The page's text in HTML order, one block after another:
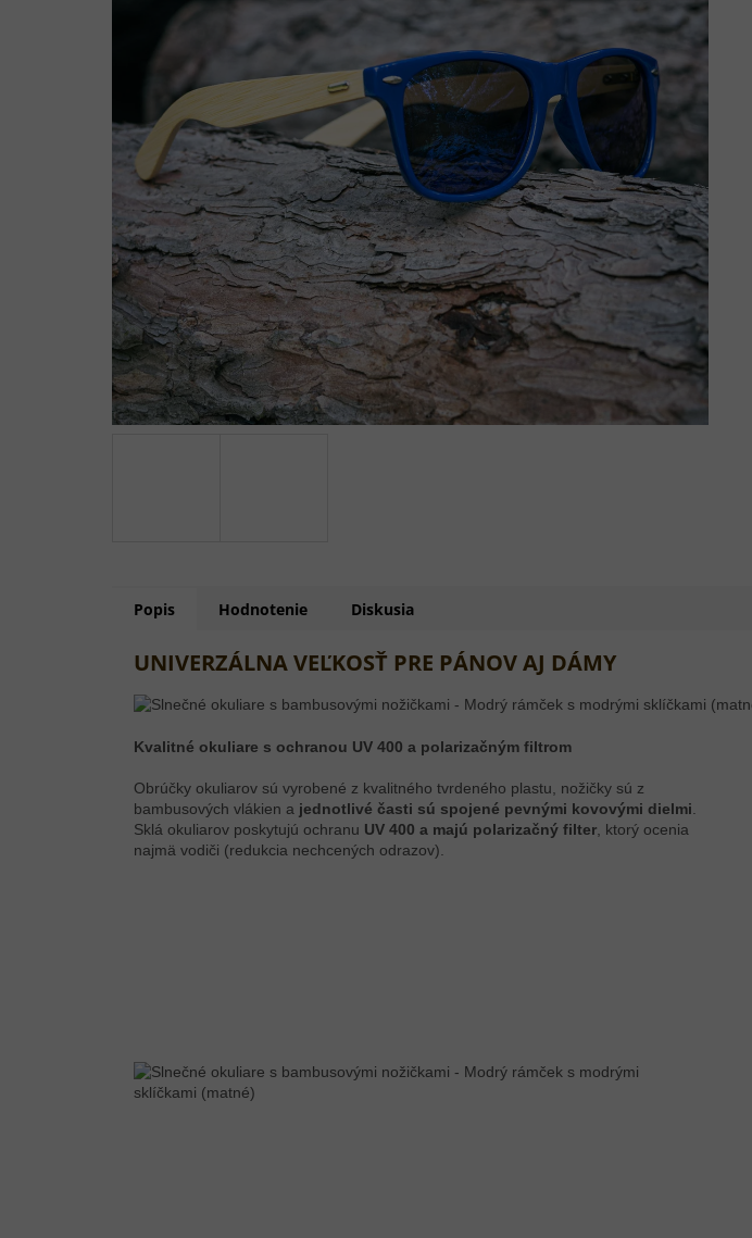
Popis Hodnotenie Diskusia
UNIVERZÁLNA VEĽKOSŤ PRE PÁNOV AJ DÁMY
Kvalitné okuliare s ochranou UV 400 a polarizačným filtrom
Obrúčky okuliarov sú vyrobené z kvalitného tvrdeného plastu, nožičky sú z
bambusových vlákien a jednotlivé časti sú spojené pevnými kovovými dielmi
Sklá okuliarov poskytujú ochranu UV 400 a majú polarizačný filter , ktorý ocenia
najmä vodiči (redukcia nechcených odrazov).